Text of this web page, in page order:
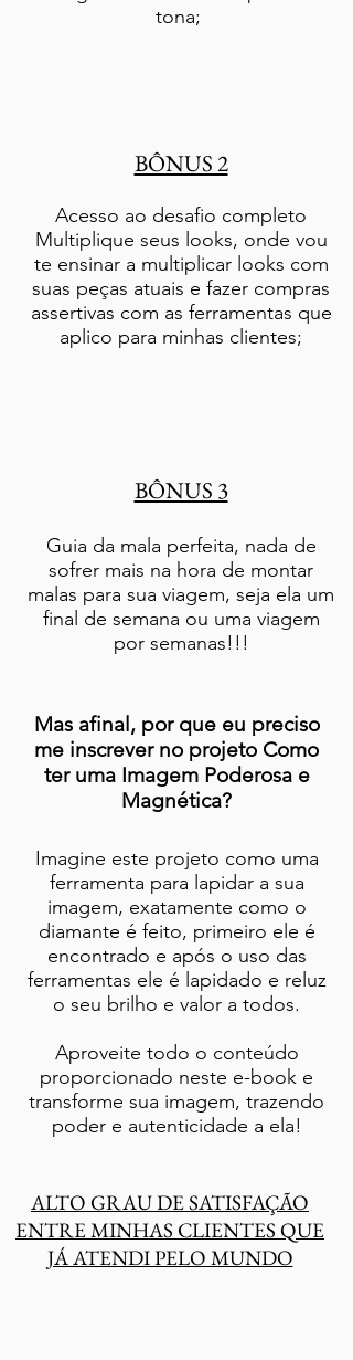
tona;
BÔNUS 2
Acesso ao desafio completo
Multiplique seus looks, onde vou
te ensinar a multiplicar looks com
suas peças atuais e fazer compras
assertivas com as ferramentas que
aplico para minhas clientes;
BÔNUS 3
Guia da mala perfeita, nada de
sofrer mais na hora de montar
malas para sua viagem, seja ela um
final de semana ou uma viagem
por semanas!!!
Mas afinal, por que eu preciso
me inscrever no projeto Como
ter uma Imagem Poderosa e
Magnética?
Imagine este projeto como uma
ferramenta para lapidar a sua
imagem, exatamente como o
diamante é feito, primeiro ele é
encontrado e após o uso das
ferramentas ele é lapidado e reluz
o seu brilho e valor a todos.
Aproveite todo o conteúdo
proporcionado neste e-book e
transforme sua imagem, trazendo
poder e autenticidade a ela!
ALTO GRAU DE SATISFAÇÃO
ENTRE MINHAS CLIENTES QUE
JÁ ATENDI PELO MUNDO